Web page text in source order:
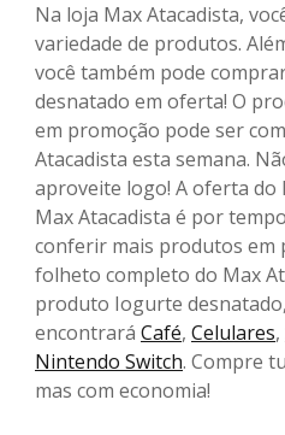
Na loja Max Atacadista,
variedade de produtos.
você também pode
desnatado em oferta! O
em promoção pode ser
Atacadista esta semana.
aproveite logo! A oferta
Max Atacadista é por
conferir mais produtos em
folheto completo do Max
produto Iogurte
encontrará Café, Celulares,
Nintendo Switch. Compre
mas com economia!